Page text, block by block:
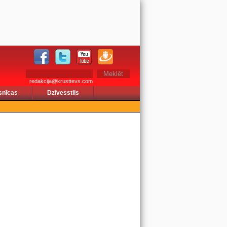
redakcija@krusttevs.com
Dzīvesstils